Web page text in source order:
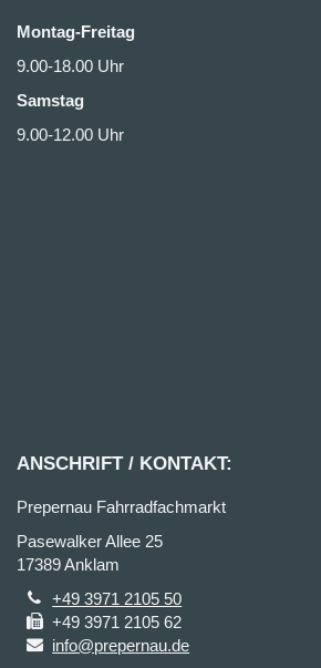
Montag-Freitag
9.00-18.00 Uhr
Samstag
9.00-12.00 Uhr
ANSCHRIFT / KONTAKT:
Prepernau Fahrradfachmarkt
Pasewalker Allee 25
17389 Anklam
+49 3971 2105 50
+49 3971 2105 62
info@prepernau.de